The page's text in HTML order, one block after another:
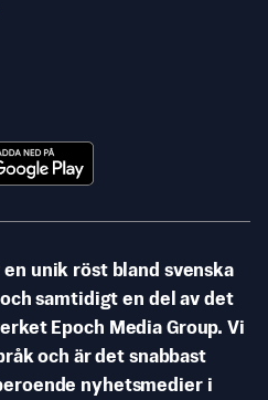
en unik röst bland svenska
samtidigt en del av det
Epoch Media Group. Vi
och är det snabbast
nyhetsmedier i